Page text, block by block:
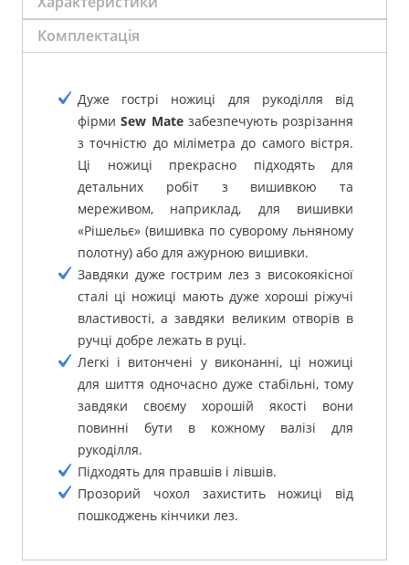
Комплектація
Дуже гострі ножиці для рукоділля від
фірмиSew Mateзабезпечують розрізання
з точністю до міліметра до самого вістря.
Ці ножиці прекрасно підходять для
детальних робіт з вишивкою та
мереживом, наприклад, для вишивки
«Рішельє» (вишивка по суворому льняному
полотну) або для ажурною вишивки.
Завдяки дуже гострим лез з високоякісної
сталі ці ножиці мають дуже хороші ріжучі
властивості, а завдяки великим отворів в
ручці добре лежать в руці.
Легкі і витончені у виконанні, ці ножиці
для шиття одночасно дуже стабільні, тому
завдяки своєму хорошій якості вони
повинні бути в кожному валізі для
рукоділля.
Підходять для правшів і лівшів.
Прозорий чохол захистить ножиці від
пошкоджень кінчики лез.